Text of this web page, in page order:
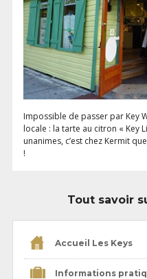
Impossible de passer par Key
locale : la tarte au citron « Key
unanimes, c’est chez Kermit
!
Tout savoir
Accueil Les Keys
Informations